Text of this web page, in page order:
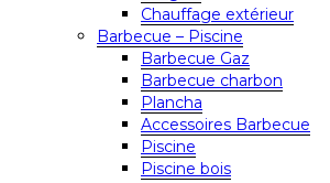
Chauffage extérieur
Barbecue – Piscine
Barbecue Gaz
Barbecue charbon
Plancha
Accessoires Barbecue
Piscine
Piscine bois